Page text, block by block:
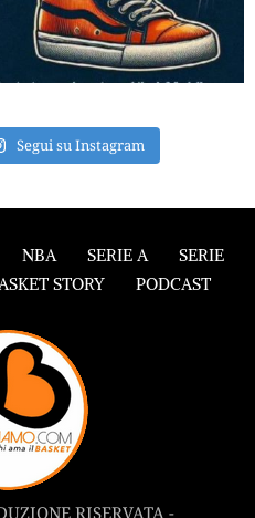
Segui su Instagram
NBA SERIE A
SERIE
STORY PODCAST
RISERVATA -